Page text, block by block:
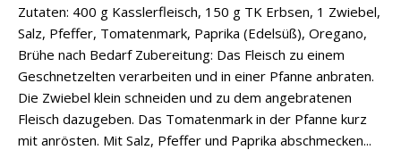
Zutaten: 400 g Kasslerfleisch, 150 g TK Erbsen, 1 Zwiebel,
Salz, Pfeffer, Tomatenmark, Paprika (Edelsüß), Oregano,
Brühe nach Bedarf Zubereitung: Das Fleisch zu einem
Geschnetzelten verarbeiten und in einer Pfanne anbraten.
Die Zwiebel klein schneiden und zu dem angebratenen
Fleisch dazugeben. Das Tomatenmark in der Pfanne kurz
mit anrösten. Mit Salz, Pfeffer und Paprika abschmecken...